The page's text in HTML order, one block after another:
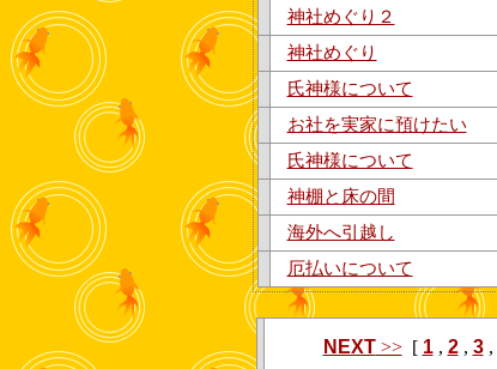
神社めぐり２
神社めぐり
氏神様について
お社を実家に預けたい
氏神様について
神棚と床の間
海外へ引越し
厄払いについて
NEXT>>[ 1, 2, 3,